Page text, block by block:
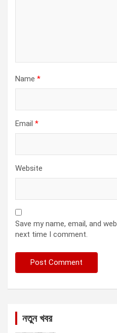
Name *
Email *
Website
Save my name, email, and
next time I comment.
নতুন খবর